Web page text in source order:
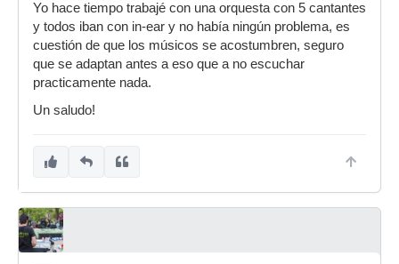
Yo hace tiempo trabajé con una orquesta con 5 cantantes
y todos iban con in-ear y no había ningún problema, es
cuestión de que los músicos se acostumbren, seguro
que se adaptan antes a eso que a no escuchar
practicamente nada.
Un saludo!